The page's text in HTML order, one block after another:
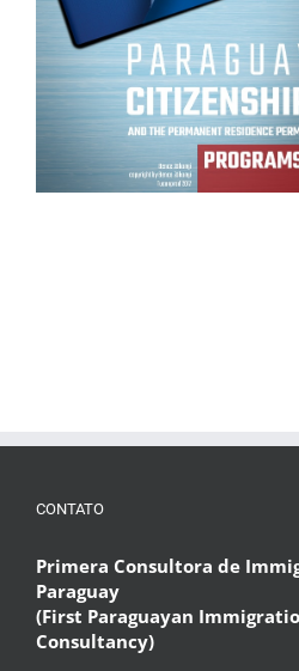
CONTATO
Primera Consultora de
Paraguay
(First Paraguayan
Consultancy)